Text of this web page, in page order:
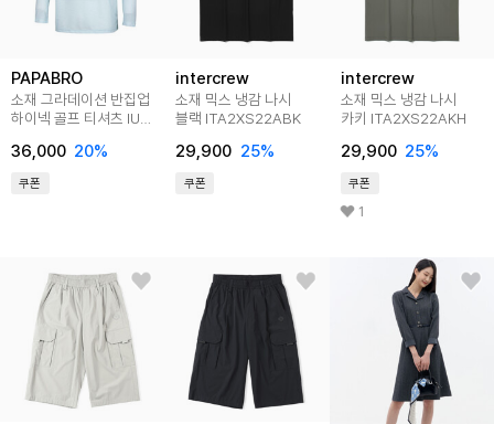
PAPABRO
소재 그라데이션 반집업
하이넥 골프 티셔츠 IU-
36,000 20%
쿠폰
intercrew
소재 믹스 냉감 나시
블랙 ITA2XS22ABK
29,900 25%
쿠폰
intercrew
소재 믹스 냉감 나시
카키 ITA2XS22AKH
29,900 25%
쿠폰
1